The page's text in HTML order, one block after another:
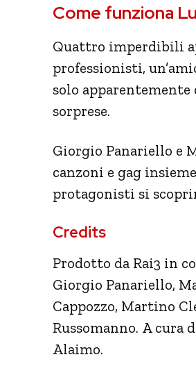
Come funziona
Quattro imperdibili
professionisti,
solo
sorprese.
Giorgio Panariello e
canzoni e gag
protagonisti si
Credits
Prodotto da Rai3 in
Giorgio Panariello,
Cappozzo, Martino
Russomanno. A cura
Alaimo.